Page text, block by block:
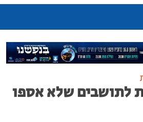
לתושבים שלא אספו